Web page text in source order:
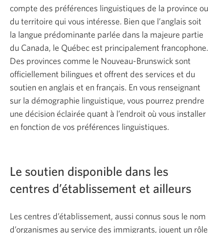
compte des préférences linguistiques de la province ou
du territoire qui vous intéresse. Bien que l’anglais soit
la langue prédominante parlée dans la majeure partie
du Canada, le Québec est principalement francophone.
Des provinces comme le Nouveau-Brunswick sont
officiellement bilingues et offrent des services et du
soutien en anglais et en français. En vous renseignant
sur la démographie linguistique, vous pourrez prendre
une décision éclairée quant à l’endroit où vous installer
en fonction de vos préférences linguistiques.
Le soutien disponible dans les
centres d’établissement et ailleurs
Les centres d’établissement, aussi connus sous le nom
d’organismes au service des immigrants, jouent un rôle